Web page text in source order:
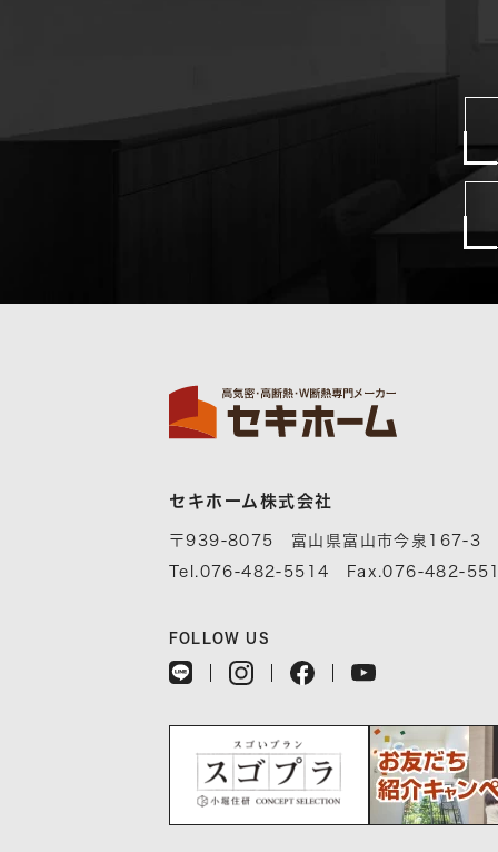
セキホーム株式会社
〒939-8075 富山県富山市今泉167-3
Tel.076-482-5514 Fax.076-482-
FOLLOW US